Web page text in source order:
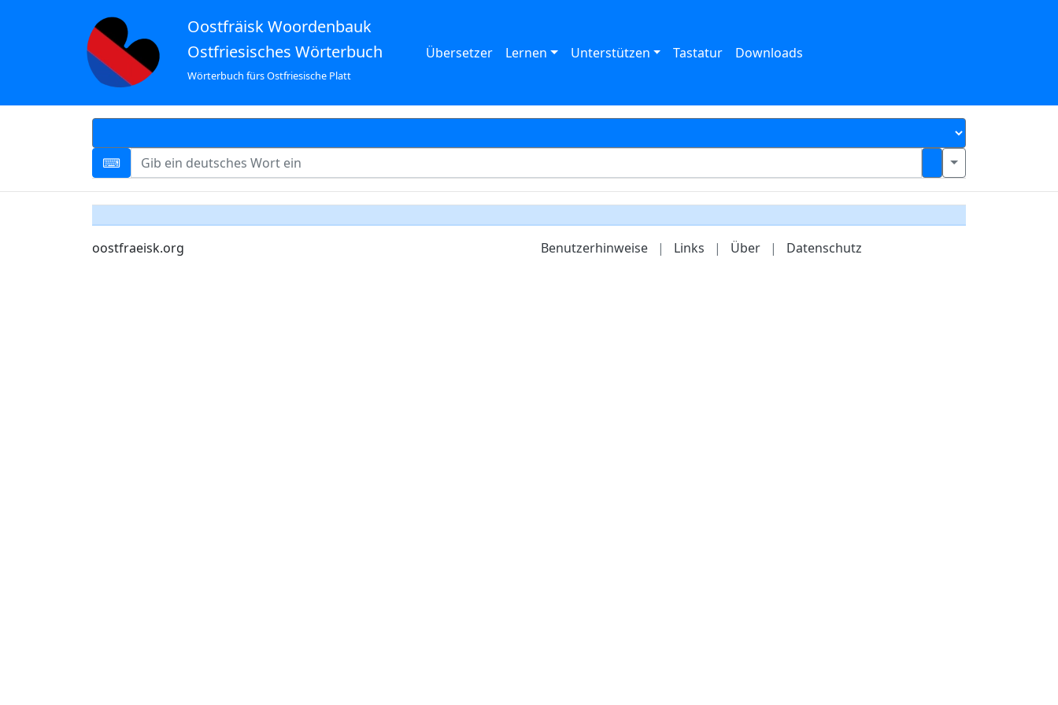
Oostfräisk Woordenbauk
Ostfriesisches Wörterbuch
Wörterbuch fürs Ostfriesische Platt
Übersetzer Lernen Unterstützen Tastatur Downloads
oostfraeisk.org Benutzerhinweise | Links | Über | Datenschutz